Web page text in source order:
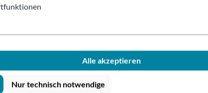
Alle akzeptieren
Nur technisch notwendige